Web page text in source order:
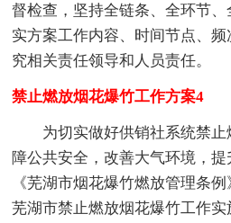
督检查，坚持全链条、全环节
实方案工作内容、时间节点、
究相关责任领导和人员责任。
禁止燃放烟花爆竹工作方案4
为切实做好供销社系统禁止
障公共安全，改善大气环境，
《芜湖市烟花爆竹燃放管理条
芜湖市禁止燃放烟花爆竹工作